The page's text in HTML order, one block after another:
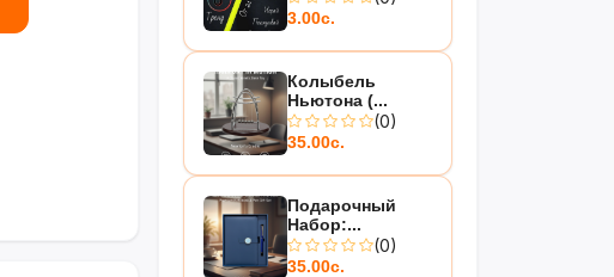
3.00с.
Колыбель
Ньютона (...
(0)
35.00с.
Подарочный
Набор:...
(0)
35.00с.